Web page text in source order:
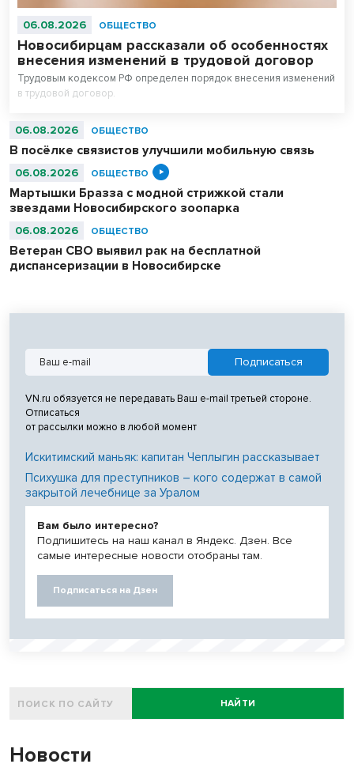
06.08.2026 ОБЩЕСТВО
Новосибирцам рассказали об особенностях
внесения изменений в трудовой договор
Трудовым кодексом РФ определен порядок внесения изменений
в трудовой договор.
06.08.2026 ОБЩЕСТВО
В посёлке связистов улучшили мобильную связь
06.08.2026 ОБЩЕСТВО
Мартышки Бразза с модной стрижкой стали
звездами Новосибирского зоопарка
06.08.2026 ОБЩЕСТВО
Ветеран СВО выявил рак на бесплатной
диспансеризации в Новосибирске
VN.ru обязуется не передавать Ваш e-mail третьей стороне.
Отписаться
от рассылки можно в любой момент
Искитимский маньяк: капитан Чеплыгин рассказывает
Психушка для преступников – кого содержат в самой
закрытой лечебнице за Уралом
Вам было интересно?
Подпишитесь на наш канал в Яндекс. Дзен. Все
самые интересные новости отобраны там.
Подписаться на Дзен
НАЙТИ
Новости